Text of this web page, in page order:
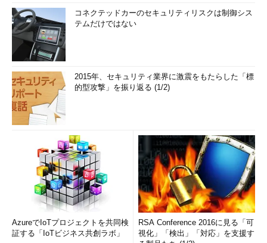
コネクテッドカーのセキュリティリスクは制御シス
テムだけではない
2015年、セキュリティ業界に激震をもたらした「標
的型攻撃」を振り返る (1/2)
AzureでIoTプロジェクトを共同検
証する「IoTビジネス共創ラボ」
RSA Conference 2016に見る「可
視化」「検出」「対応」を支援す